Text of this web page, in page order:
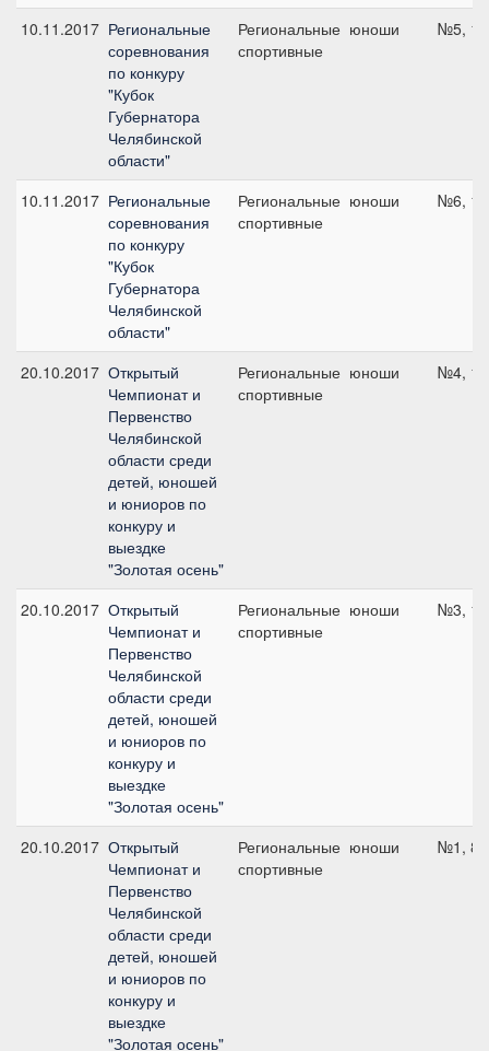
10.11.2017 Региональные
соревнования
по конкуру
"Кубок
Губернатора
Челябинской
области"
Региональные
спортивные
юноши №5,
10.11.2017 Региональные
соревнования
по конкуру
"Кубок
Губернатора
Челябинской
области"
Региональные
спортивные
юноши №6,
20.10.2017 Открытый
Чемпионат и
Первенство
Челябинской
области среди
детей, юношей
и юниоров по
конкуру и
выездке
"Золотая осень"
Региональные
спортивные
юноши №4,
20.10.2017 Открытый
Чемпионат и
Первенство
Челябинской
области среди
детей, юношей
и юниоров по
конкуру и
выездке
"Золотая осень"
Региональные
спортивные
юноши №3,
20.10.2017 Открытый
Чемпионат и
Первенство
Челябинской
области среди
детей, юношей
и юниоров по
конкуру и
выездке
"Золотая осень"
Региональные
спортивные
юноши №1,